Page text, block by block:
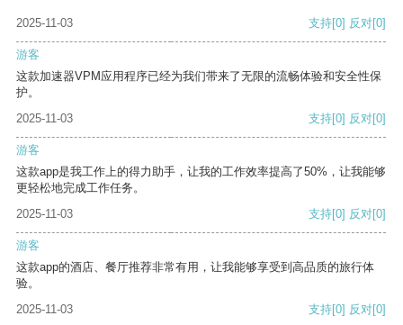
2025-11-03 支持[0] 反对[0]
游客
这款加速器VPM应用程序已经为我们带来了无限的流畅体验和安全性保
护。
2025-11-03
支持[0] 反对[0]
游客
这款app是我工作上的得力助手，让我的工作效率提高了50%，让我能够
更轻松地完成工作任务。
2025-11-03
支持[0] 反对[0]
游客
这款app的酒店、餐厅推荐非常有用，让我能够享受到高品质的旅行体
验。
2025-11-03
支持[0] 反对[0]